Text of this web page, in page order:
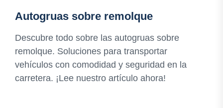
Autogruas sobre remolque
Descubre todo sobre las autogruas sobre
remolque. Soluciones para transportar
vehículos con comodidad y seguridad en la
carretera. ¡Lee nuestro artículo ahora!